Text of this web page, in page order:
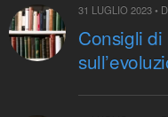
31 LUGLIO 2023 •
Consigli